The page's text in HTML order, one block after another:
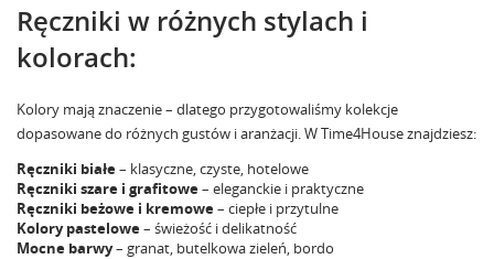
Ręczniki w różnych stylach i
kolorach:
Kolory mają znaczenie – dlatego przygotowaliśmy kolekcje
dopasowane do różnych gustów i aranżacji. W Time4House znajdziesz:
Ręczniki białe– klasyczne, czyste, hotelowe
Ręczniki szare i grafitowe– eleganckie i praktyczne
Ręczniki beżowe i kremowe– ciepłe i przytulne
Kolory pastelowe– świeżość i delikatność
Mocne barwy– granat, butelkowa zieleń, bordo